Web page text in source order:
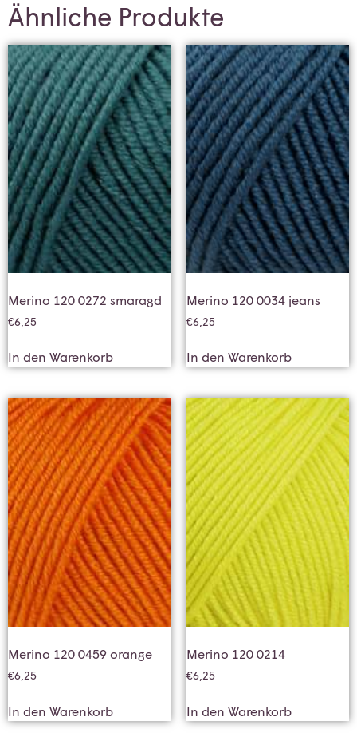
Ähnliche Produkte
Merino 120 0272 smaragd
€6,25
In den Warenkorb
Merino 120 0034 jeans
€6,25
In den Warenkorb
Merino 120 0459 orange
€6,25
In den Warenkorb
Merino 120 0214
€6,25
In den Warenkorb